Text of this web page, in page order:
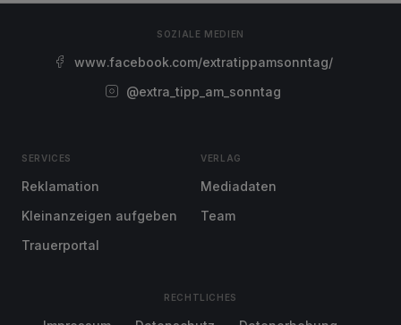
SOZIALE MEDIEN
www.facebook.com/extratippamsonntag/
@extra_tipp_am_sonntag
SERVICES
Reklamation
Kleinanzeigen aufgeben
Trauerportal
VERLAG
Mediadaten
Team
RECHTLICHES